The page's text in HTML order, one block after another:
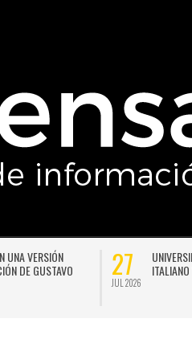
UN NUEVO SISTEMA
DE LA PRÓXIMA
21